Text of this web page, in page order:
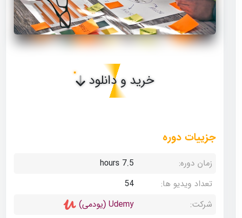
خرید و دانلود
جزییات دوره
زمان دوره:
7.5 hours
تعداد ویدیو ها:
54
شرکت:
Udemy (یودمی)